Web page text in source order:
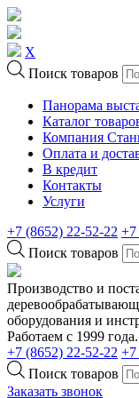
X
Поиск товаров
Панорама
Каталог
Компания
Оплата и
В кредит
Контакты
Услуги
+7 (8652) 22-52-22 +7
Поиск товаров
Производство и
оборудования и
Работаем с 1999 года.
+7 (8652) 22-52-22 +7
Поиск товаров
Заказать звонок